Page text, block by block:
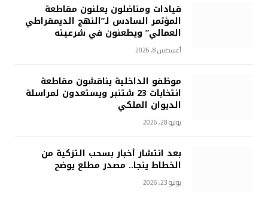
قيادات ومناضلون يعلنون مقاطعة
المؤتمر السادس لـ”النهج الديمقراطي
العمالي” ويطعنون في شرعيته
أغسطس 8, 2026
موظفو الداخلية يناقشون مقاطعة
انتخابات 23 شتنبر ويستعدون لمراسلة
الديوان الملكي
يوليو 28, 2026
بعد انتشار أخبار بسحب التزكية من
الخطاط ينجا.. مصدر مطلع يوضح
يوليو 23, 2026